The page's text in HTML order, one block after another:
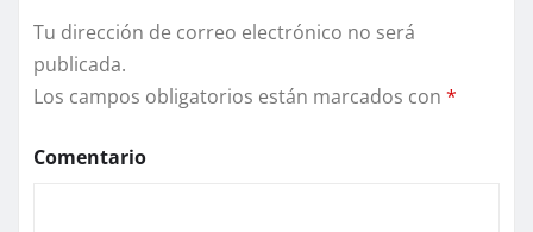
Tu dirección de correo electrónico no será
publicada.
Los campos obligatorios están marcados con *
Comentario